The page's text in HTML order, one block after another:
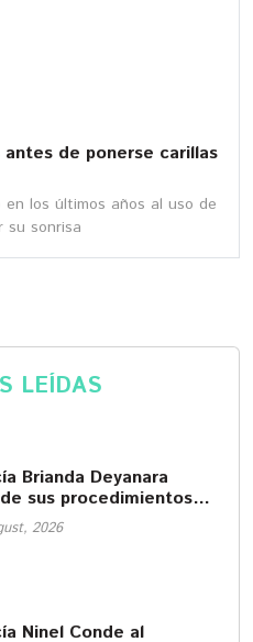
de ponerse carillas
los últimos años al uso de
su sonrisa
LEÍDAS
Brianda Deyanara
sus procedimientos
2026
Ninel Conde al